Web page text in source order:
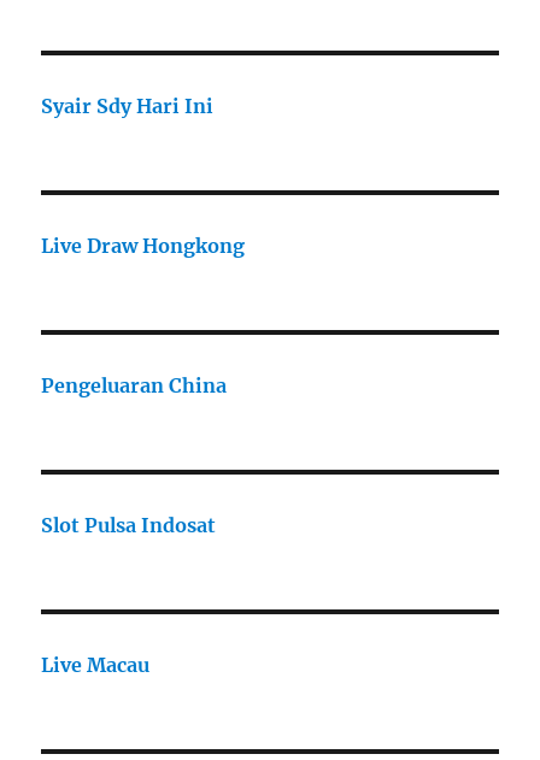
Syair Sdy Hari Ini
Live Draw Hongkong
Pengeluaran China
Slot Pulsa Indosat
Live Macau